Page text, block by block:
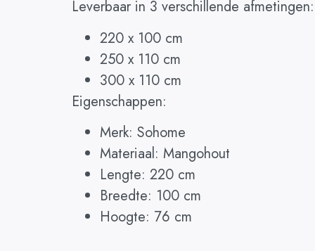
Leverbaar in 3 verschillende afmetingen:
220 x 100 cm
250 x 110 cm
300 x 110 cm
Eigenschappen:
Merk: Sohome
Materiaal: Mangohout
Lengte: 220 cm
Breedte: 100 cm
Hoogte: 76 cm